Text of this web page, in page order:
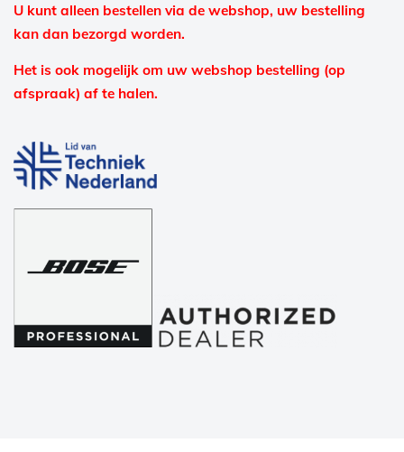
U kunt alleen bestellen via de webshop, uw bestelling
kan dan bezorgd worden.
Het is ook mogelijk om uw webshop bestelling (op
afspraak) af te halen.